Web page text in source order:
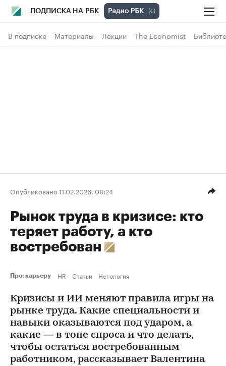
ПОДПИСКА НА РБК
В подписке Материалы Лекции The Economist
Опубликовано 11.02.2026, 08:24
Рынок труда в кризисе: кто
теряет работу, а кто
востребован
Про: карьеру HR Статьи Нетология
Кризисы и ИИ меняют правила игры на
рынке труда. Какие специальности и
навыки оказываются под ударом, а
какие — в топе спроса и что делать,
чтобы остаться востребованным
работником, рассказывает Валентина